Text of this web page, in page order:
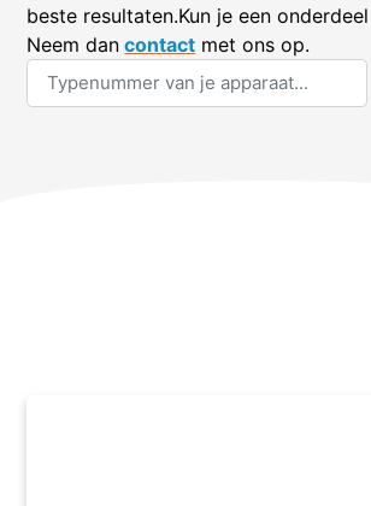
beste resultaten.Kun je een
Neem dan contact met ons op.